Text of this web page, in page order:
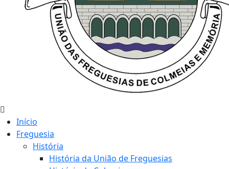
Início
Freguesia
História
História da União de Freguesias